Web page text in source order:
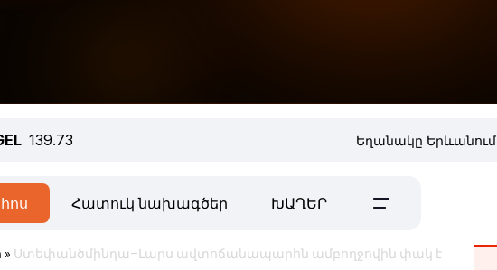
139.73 Եղանակը Երևանում
Հատուկ նախագծեր ԽԱՂԵՐ
» Ստեփանծմինդա–Լարս ավտոճանապարհն ամբողջովին փակ է